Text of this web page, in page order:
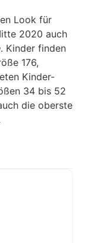
Look für
2020 auch
. Kinder finden
176,
Kinder-
34 bis 52
die oberste